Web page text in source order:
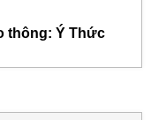
thông: Ý Thức